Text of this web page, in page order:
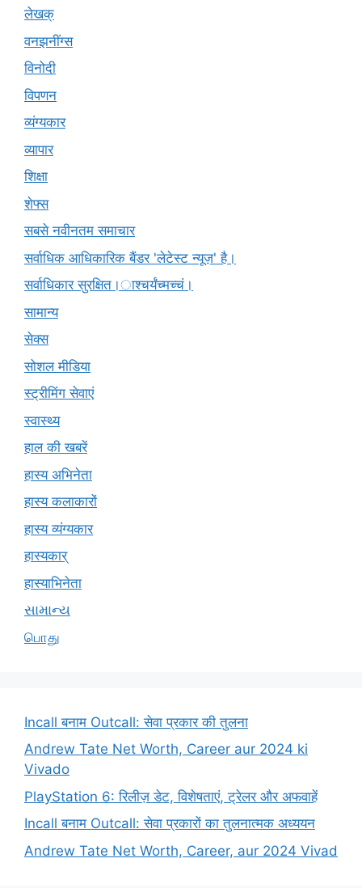
लेखक्
वनझनींग्स
विनोदी
विपणन
व्यंग्यकार
व्यापार
शिक्षा
शेफ्स
सबसे नवीनतम समाचार
सर्वाधिक आधिकारिक बैंडर 'लेटेस्ट न्यूज़' है।
सर्वाधिकार सुरक्षित।ाश्चर्यंच्मच्चं।
सामान्य
सेक्स
सोशल मीडिया
स्ट्रीमिंग सेवाएं
स्वास्थ्य
हाल की खबरें
हास्य अभिनेता
हास्य कलाकारों
हास्य व्यंग्यकार
हास्यकार्
हास्याभिनेता
સામાન્ય
பொது
Incall बनाम Outcall: सेवा प्रकार की तुलना
Andrew Tate Net Worth, Career aur 2024 ki
Vivado
PlayStation 6: रिलीज़ डेट, विशेषताएं, ट्रेलर और अफवाहें
Incall बनाम Outcall: सेवा प्रकारों का तुलनात्मक अध्ययन
Andrew Tate Net Worth, Career, aur 2024 Vivad